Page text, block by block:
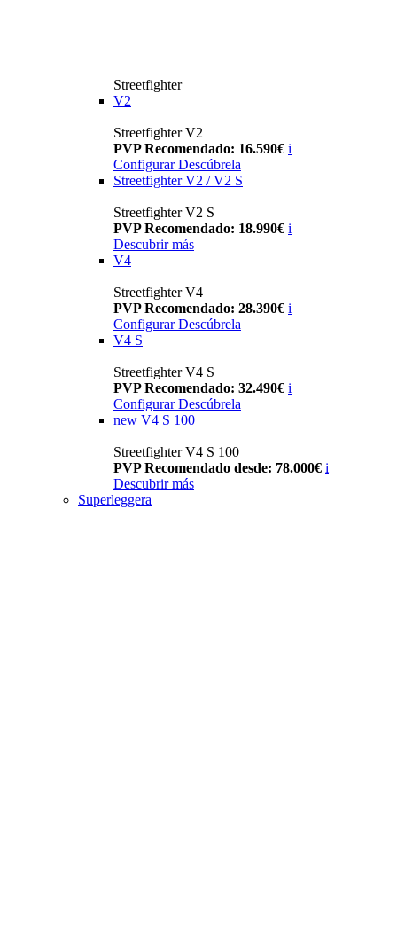
Streetfighter
V2
Streetfighter V2
PVP Recomendado: 16.590€ i
Configurar Descúbrela
Streetfighter V2 / V2 S
Streetfighter V2 S
PVP Recomendado: 18.990€ i
Descubrir más
V4
Streetfighter V4
PVP Recomendado: 28.390€ i
Configurar Descúbrela
V4 S
Streetfighter V4 S
PVP Recomendado: 32.490€ i
Configurar Descúbrela
new V4 S 100
Streetfighter V4 S 100
PVP Recomendado desde: 78.000€ i
Descubrir más
Superleggera